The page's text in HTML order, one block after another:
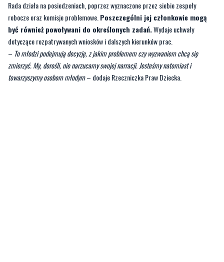
Komisja swoje oceny przedstawia Rzeczniczce i Społecznemu Rzecznikowi Praw
Dziecka. Następnie to już Rada, z własnego grona, wyłania przewodniczącego,
zastępcę oraz sekretarza.
Rada działa na posiedzeniach, poprzez wyznaczone przez siebie zespoły
robocze oraz komisje problemowe.Poszczególni jej członkowie mogą
być również powoływani do określonych zadań.Wydaje uchwały
dotyczące rozpatrywanych wniosków i dalszych kierunków prac.